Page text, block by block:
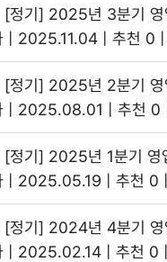
[정기] 2025년 3분기 영
2025.11.04 추천 0
[정기] 2025년 2분기 영
2025.08.01 추천 0
[정기] 2025년 1분기 영
2025.05.19 추천 0
[정기] 2024년 4분기 영
2025.02.14 추천 0